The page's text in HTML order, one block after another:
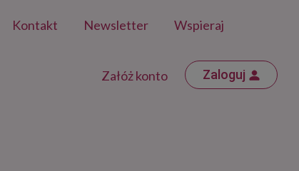
Kontakt Newsletter Wspieraj
Załóż konto Zaloguj